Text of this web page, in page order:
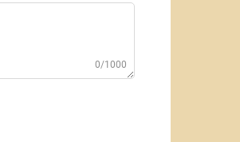
0/1000